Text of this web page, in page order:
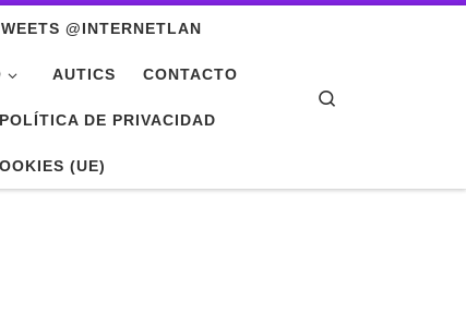
@INTERNETLAN
AUTICS CONTACTO
POLÍTICA DE PRIVACIDAD
(UE)